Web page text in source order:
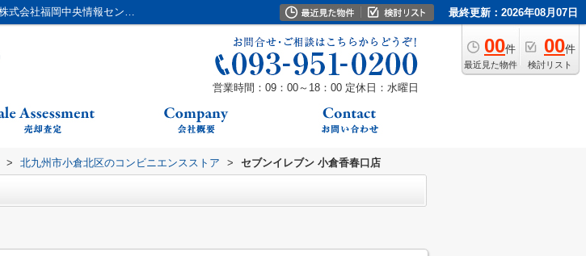
セブンイレブン 小倉香春口店情報ページ｜北九州市小倉北区の不動産｜株式会社福岡中央情報センター 最終更新：2026年08月07日
00件
最近見た物件
00件
検討リスト
営業時間：09：00～18：00 定休日：水曜日
> 北九州市小倉北区のコンビニエンスストア > セブンイレブン 小倉香春口店